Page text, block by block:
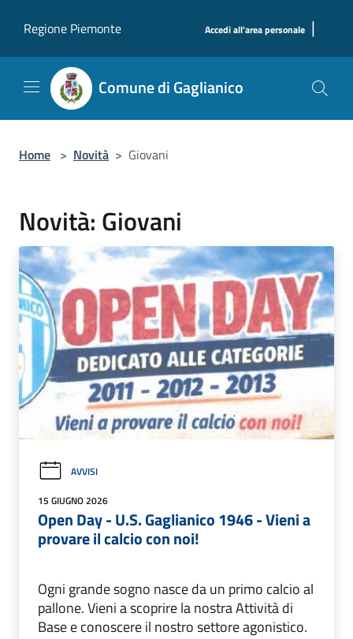
Regione Piemonte
Accedi all'area personale |
Comune di Gaglianico
Home > Novità > Giovani
Novità: Giovani
AVVISI
15 GIUGNO 2026
Open Day - U.S. Gaglianico 1946 - Vieni a
provare il calcio con noi!
Ogni grande sogno nasce da un primo calcio al
pallone. Vieni a scoprire la nostra Attività di
Base e conoscere il nostro settore agonistico.